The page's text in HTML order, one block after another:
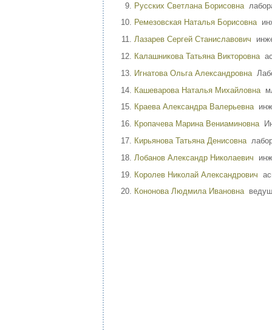
Русских Светлана Борисовна
Ремезовская Наталья Борисовна
Лазарев Сергей Станиславович
Калашникова Татьяна Викторовна
Игнатова Ольга Александровна
Кашеварова Наталья Михайловна
Краева Александра Валерьевна
Кропачева Марина Вениаминовна
Кирьянова Татьяна Денисовна
Лобанов Александр Николаевич
Королев Николай Александрович
Кононова Людмила Ивановна